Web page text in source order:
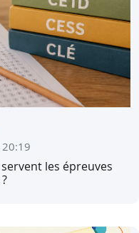
servent les épreuves